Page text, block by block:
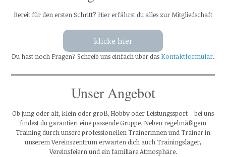
Bereit für den ersten Schritt? Hier erfährst du alles zur Mitgliedschaft
klicke hier
Du hast noch Fragen? Schreib uns einfach über das Kontaktformular.
Unser Angebot
Ob jung oder alt, klein oder groß, Hobby oder Leistungssport – bei uns
findest du garantiert eine passende Gruppe. Neben regelmäßigem
Training durch unsere professionellen Trainerinnen und Trainer in
unserem Vereinszentrum erwarten dich auch Trainingslager,
Vereinsfeiern und ein familiäre Atmosphäre.